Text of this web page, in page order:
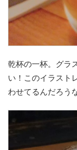
乾杯の一杯。グラ
い！このイラスト
わせてるんだろう